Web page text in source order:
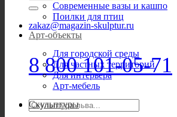
zakaz@magazin-skulptur.ru
8 800 101-05-71
Искать:
Современные вазы и кашпо
Поилки для птиц
Арт-объекты
Для городской среды
Для частных территорий
Для интерьера
Арт-мебель
Скульптуры